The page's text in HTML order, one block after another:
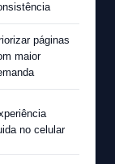
páginas
maior
no celular